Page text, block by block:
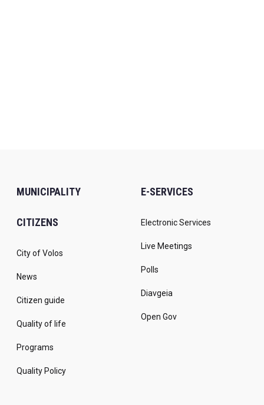
MUNICIPALITY
CITIZENS
City of Volos
News
Citizen guide
Quality of life
Programs
Quality Policy
E-SERVICES
Electronic Services
Live Meetings
Polls
Diavgeia
Open Gov